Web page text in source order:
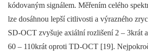
kódovaným signálem. Měřením celého
lze dosáhnou lepší citlivosti a výrazného
SD-OCT zvyšuje axiální rozlišení 2 –⁠ 3krát
60 –⁠ 110krát oproti TD-OCT [19].